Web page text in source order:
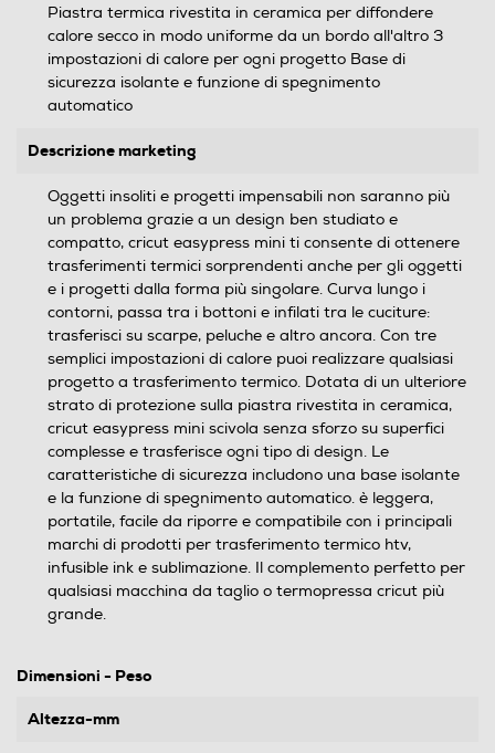
Piastra termica rivestita in ceramica per diffondere
calore secco in modo uniforme da un bordo all'altro 3
impostazioni di calore per ogni progetto Base di
sicurezza isolante e funzione di spegnimento
automatico
Descrizione marketing
Oggetti insoliti e progetti impensabili non saranno più
un problema grazie a un design ben studiato e
compatto, cricut easypress mini ti consente di ottenere
trasferimenti termici sorprendenti anche per gli oggetti
e i progetti dalla forma più singolare. Curva lungo i
contorni, passa tra i bottoni e infilati tra le cuciture:
trasferisci su scarpe, peluche e altro ancora. Con tre
semplici impostazioni di calore puoi realizzare qualsiasi
progetto a trasferimento termico. Dotata di un ulteriore
strato di protezione sulla piastra rivestita in ceramica,
cricut easypress mini scivola senza sforzo su superfici
complesse e trasferisce ogni tipo di design. Le
caratteristiche di sicurezza includono una base isolante
e la funzione di spegnimento automatico. è leggera,
portatile, facile da riporre e compatibile con i principali
marchi di prodotti per trasferimento termico htv,
infusible ink e sublimazione. Il complemento perfetto per
qualsiasi macchina da taglio o termopressa cricut più
grande.
Dimensioni - Peso
Altezza-mm